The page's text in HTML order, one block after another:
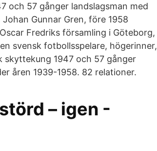
och 57 gånger landslagsman med
Gunnar Gren, före 1958
Fredriks församling i Göteborg,
svensk fotbollsspelare, högerinner,
skyttekung 1947 och 57 gånger
åren 1939-1958. 82 relationer.
– igen -